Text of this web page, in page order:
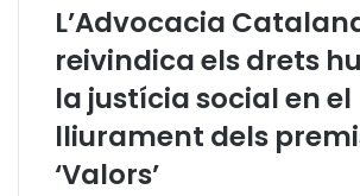
a
t
l
a
n
a
L’Advocacia
reivindica els drets
la justícia social en el
lliurament dels
‘Valors’